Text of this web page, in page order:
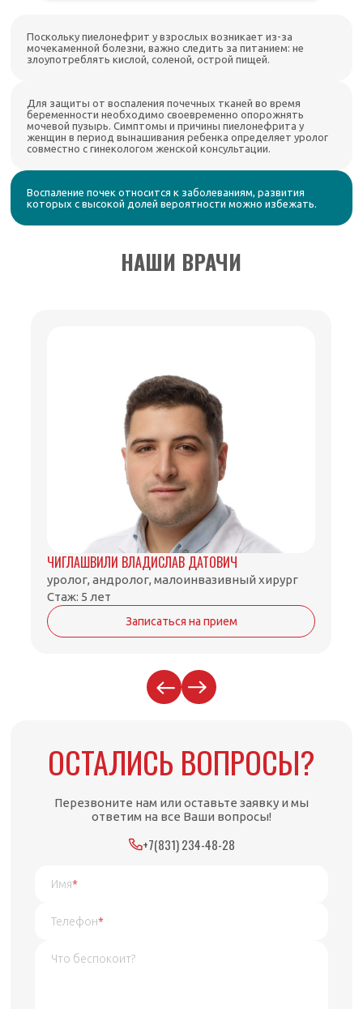
Поскольку пиелонефрит у взрослых возникает из-за
мочекаменной болезни, важно следить за питанием: не
злоупотреблять кислой, соленой, острой пищей.
Для защиты от воспаления почечных тканей во время
беременности необходимо своевременно опорожнять
мочевой пузырь. Симптомы и причины пиелонефрита у
женщин в период вынашивания ребенка определяет уролог
совместно с гинекологом женской консультации.
Воспаление почек относится к заболеваниям, развития
которых с высокой долей вероятности можно избежать.
НАШИ ВРАЧИ
ЧИГЛАШВИЛИ ВЛАДИСЛАВ ДАТОВИЧ
уролог, андролог, малоинвазивный хирург
Стаж: 5 лет
Записаться на прием
ОСТАЛИСЬ ВОПРОСЫ?
Перезвоните нам или оставьте заявку и мы
ответим на все Ваши вопросы!
+7(831) 234-48-28
Имя*
Телефон*